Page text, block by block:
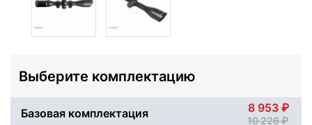
Выберите комплектацию
Базовая комплектация 8 953
10 226